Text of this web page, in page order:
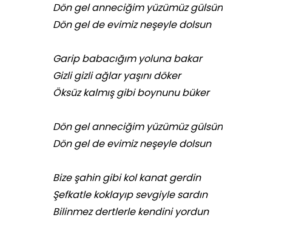
Dön gel anneciğim yüzümüz gülsün
Dön gel de evimiz neşeyle dolsun
Garip babacığım yoluna bakar
Gizli gizli ağlar yaşını döker
Öksüz kalmış gibi boynunu büker
Dön gel anneciğim yüzümüz gülsün
Dön gel de evimiz neşeyle dolsun
Bize şahin gibi kol kanat gerdin
Şefkatle koklayıp sevgiyle sardın
Bilinmez dertlerle kendini yordun